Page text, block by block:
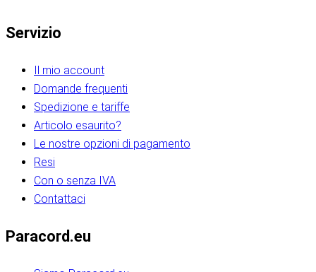
Servizio
Il mio account
Domande frequenti
Spedizione e tariffe
Articolo esaurito?
Le nostre opzioni di pagamento
Resi
Con o senza IVA
Contattaci
Paracord.eu